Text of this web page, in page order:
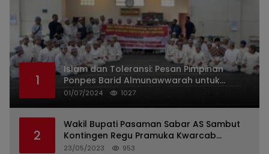
1
Islam dan Toleransi: Pesan Pimpinan
Ponpes Barid Almunawwarah untuk
Indonesia
01/07/2024 1027
2
Wakil Bupati Pasaman Sabar AS Sambut
Kontingen Regu Pramuka Kwarcab
Pasaman
23/05/2023 953